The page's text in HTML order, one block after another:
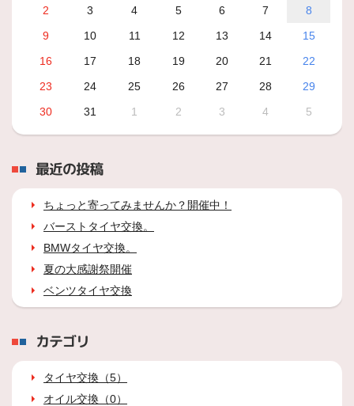
2
3 4 5 6 7
8
9
10 11 12 13 14
15
16
17 18 19 20 21
22
23
24 25 26 27 28
29
30
31 1 2 3 4 5
最近の投稿
ちょっと寄ってみませんか？開催中！
バーストタイヤ交換。
BMWタイヤ交換。
夏の大感謝祭開催
ベンツタイヤ交換
カテゴリ
タイヤ交換（5）
オイル交換（0）